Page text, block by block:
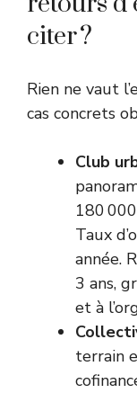
citer ?
Rien ne vaut
cas concrets
Club
180
Taux
année.
3 ans,
et à
terrain